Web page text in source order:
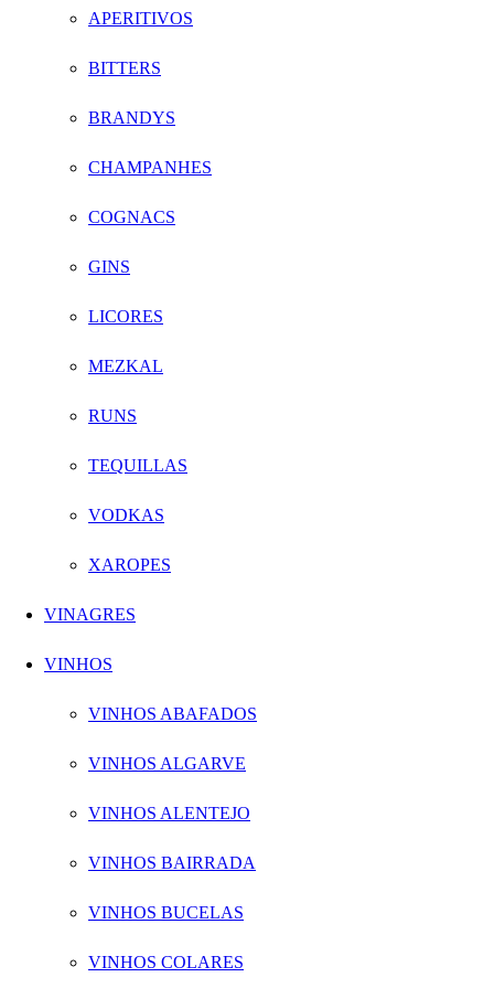
APERITIVOS
BITTERS
BRANDYS
CHAMPANHES
COGNACS
GINS
LICORES
MEZKAL
RUNS
TEQUILLAS
VODKAS
XAROPES
VINAGRES
VINHOS
VINHOS ABAFADOS
VINHOS ALGARVE
VINHOS ALENTEJO
VINHOS BAIRRADA
VINHOS BUCELAS
VINHOS COLARES